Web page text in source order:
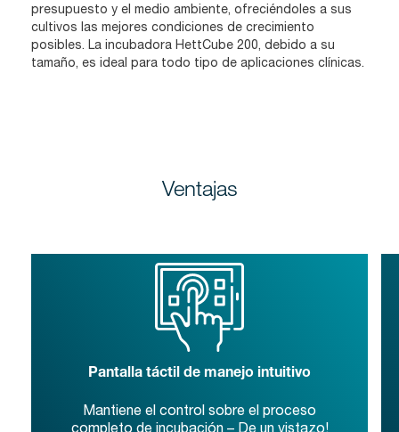
presupuesto y el medio ambiente, ofreciéndoles a sus
cultivos las mejores condiciones de crecimiento
posibles. La incubadora HettCube 200, debido a su
tamaño, es ideal para todo tipo de aplicaciones clínicas.
Ventajas
Pantalla táctil de manejo intuitivo
Mantiene el control sobre el proceso
completo de incubación – De un vistazo!